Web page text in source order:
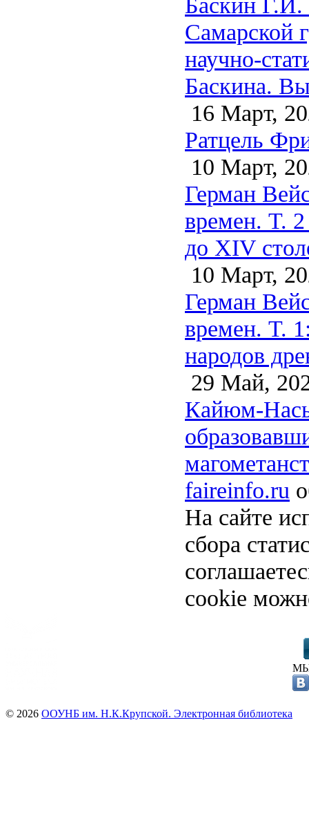
Самарской
научно-
Баскина.
16 Март,
Ратцель
10 Март,
Герман
времен. Т.
до XIV
10 Март,
Герман
времен. Т.
народов
29 Май,
Кайюм-
faireinfo.ru
На сайте
сбора
cookie
© 2026 ООУНБ им. Н.К.Крупской. Электронная библиотека